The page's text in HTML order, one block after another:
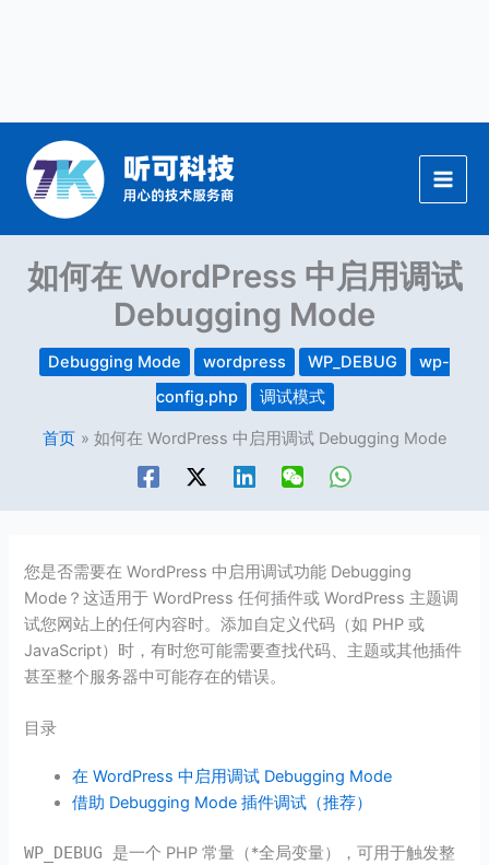
如何在 WordPress 中启用调试
Debugging Mode
Debugging Mode wordpress WP_DEBUG
wp-
config.php
调试模式
首页 如何在 WordPress 中启用调试 Debugging Mode
您是否需要在 WordPress 中启用调试功能 Debugging
Mode？这适用于 WordPress 任何插件或 WordPress 主题调
试您网站上的任何内容时。添加自定义代码（如 PHP 或
JavaScript）时，有时您可能需要查找代码、主题或其他插件
甚至整个服务器中可能存在的错误。
目录
在 WordPress 中启用调试 Debugging Mode
借助 Debugging Mode 插件调试（推荐）
WP_DEBUG 是一个 PHP 常量（*全局变量），可用于触发整